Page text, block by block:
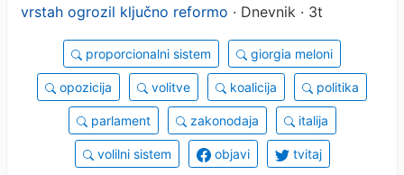
vrstah ogrozil ključno reformo · Dnevnik · 3t
proporcionalni sistem giorgia meloni
opozicija volitve koalicija politika
parlament zakonodaja italija
volilni sistem objavi tvitaj